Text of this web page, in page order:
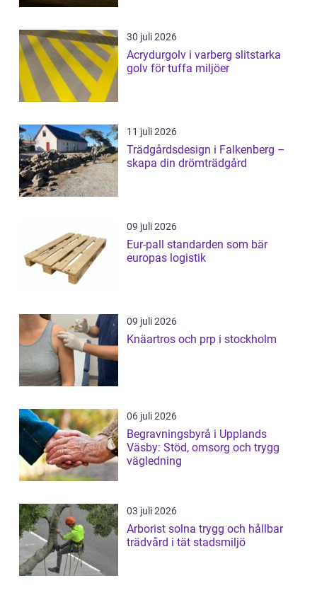
30 juli 2026
Acrydurgolv i varberg slitstarka
golv för tuffa miljöer
11 juli 2026
Trädgårdsdesign i Falkenberg –
skapa din drömträdgård
09 juli 2026
Eur-pall standarden som bär
europas logistik
09 juli 2026
Knäartros och prp i stockholm
06 juli 2026
Begravningsbyrå i Upplands
Väsby: Stöd, omsorg och trygg
vägledning
03 juli 2026
Arborist solna trygg och hållbar
trädvård i tät stadsmiljö